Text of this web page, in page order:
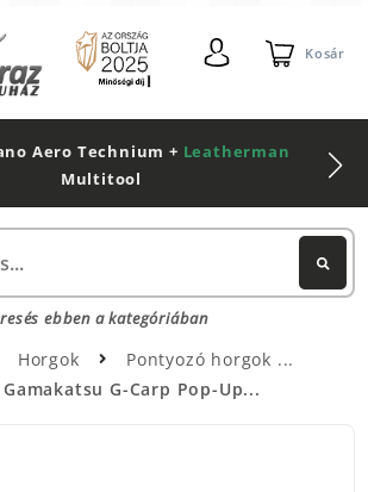
Kosár
Aero Technium + Leatherman
Multitool
ebben a kategóriában
Horgok
Pontyozó horgok
G-Carp Pop-Up...